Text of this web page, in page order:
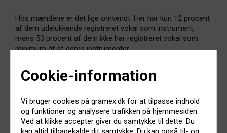
Cookie-information
Vi bruger cookies på gramex.dk for at tilpasse indhold
og funktioner og analysere trafikken på hjemmesiden.
Ved at klikke accepter giver du samtykke til dette. Du
Hos mændene er det lige omvendt: Her har kun 12 procent
af dem udelukkende registreret vokal som instrument,
mens 53 procent af dem ikke har registreret vokal som
minimum ét af deres instrumenter.
Geografisk er over halvdelen, 56 procent, af de nye
medlemmer registreret til en adresse i Storkøbenhavn med
Aldersmæssigt fordeler de nye medlemmer sig mellem 10
og 78 år. 3 ud af 4 af de nye medlemmer er mellem 20 og